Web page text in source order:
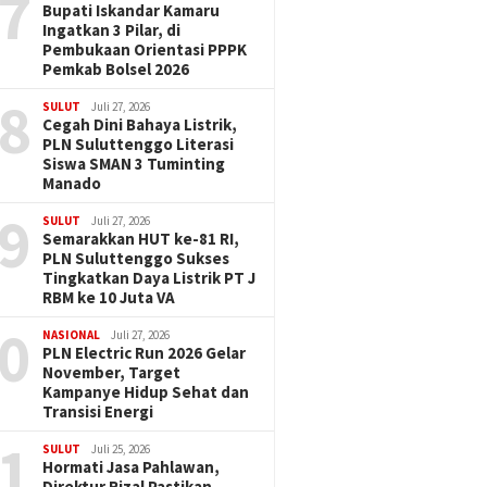
Bupati Iskandar Kamaru
Ingatkan 3 Pilar, di
Pembukaan Orientasi PPPK
Pemkab Bolsel 2026
SULUT Juli 27, 2026
Cegah Dini Bahaya Listrik,
PLN Suluttenggo Literasi
Siswa SMAN 3 Tuminting
Manado
SULUT Juli 27, 2026
Semarakkan HUT ke-81 RI,
PLN Suluttenggo Sukses
Tingkatkan Daya Listrik PT J
RBM ke 10 Juta VA
NASIONAL Juli 27, 2026
PLN Electric Run 2026 Gelar
November, Target
Kampanye Hidup Sehat dan
Transisi Energi
SULUT Juli 25, 2026
Hormati Jasa Pahlawan,